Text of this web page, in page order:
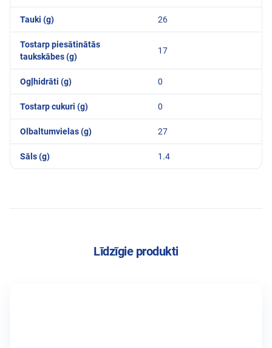
Tauki (g) 26
Tostarp piesātinātās
taukskābes (g)
17
Ogļhidrāti (g) 0
Tostarp cukuri (g) 0
Olbaltumvielas (g) 27
Sāls (g) 1.4
Līdzīgie produkti